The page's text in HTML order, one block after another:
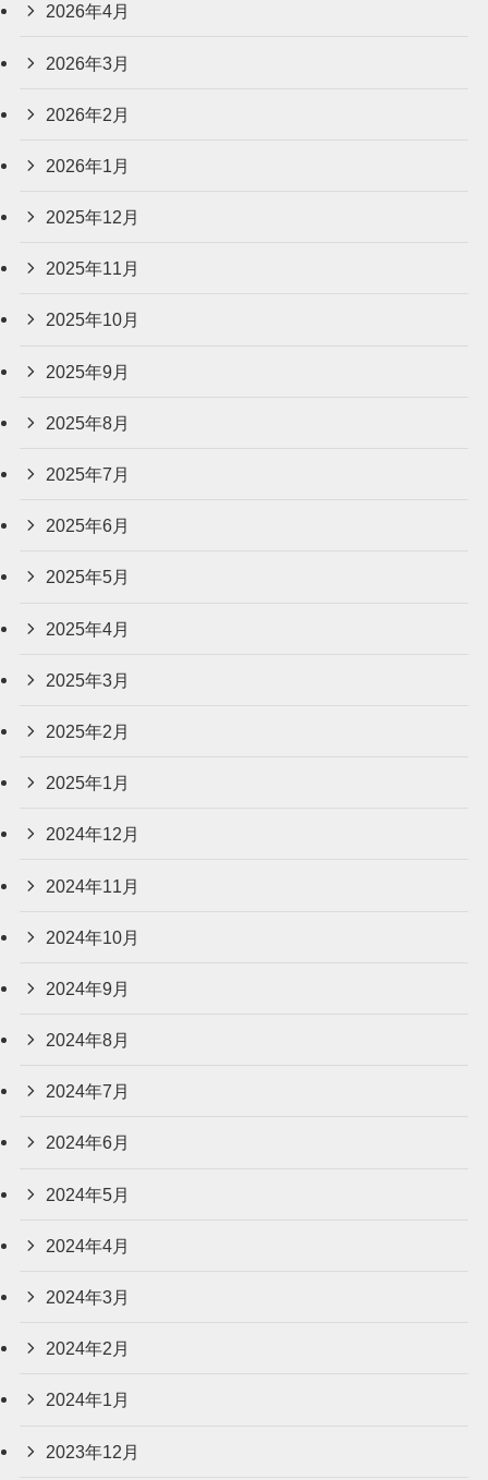
2026年4月
2026年3月
2026年2月
2026年1月
2025年12月
2025年11月
2025年10月
2025年9月
2025年8月
2025年7月
2025年6月
2025年5月
2025年4月
2025年3月
2025年2月
2025年1月
2024年12月
2024年11月
2024年10月
2024年9月
2024年8月
2024年7月
2024年6月
2024年5月
2024年4月
2024年3月
2024年2月
2024年1月
2023年12月